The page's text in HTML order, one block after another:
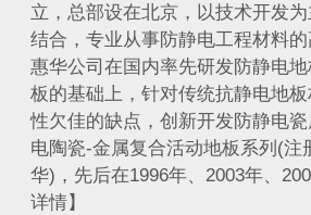
立，总部设在北京，以技术开发
结合，专业从事防静电工程材料的
惠华公司在国内率先研发防静电
板的基础上，针对传统抗静电地
性欠佳的缺点，创新开发防静电
电陶瓷-金属复合活动地板系列(注
华)，先后在1996年、2003年、
详情】